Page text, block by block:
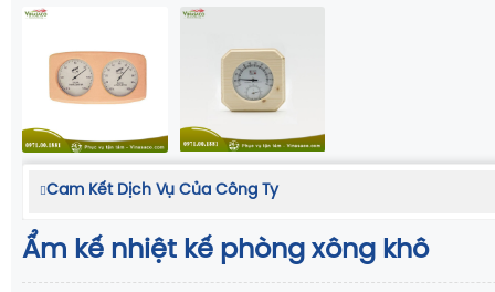
Cam Kết Dịch Vụ Của Công Ty
Ẩm kế nhiệt kế phòng xông khô